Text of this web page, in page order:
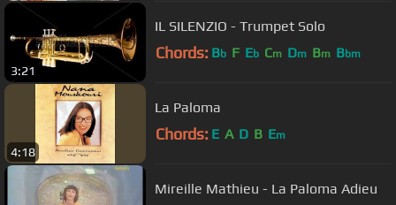
3:21
IL SILENZIO - Trumpet Solo
Chords: Bb F Eb Cm Dm Bm Bbm
4:18
La Paloma
Chords: E A D B Em
Mireille Mathieu - La Paloma Adieu